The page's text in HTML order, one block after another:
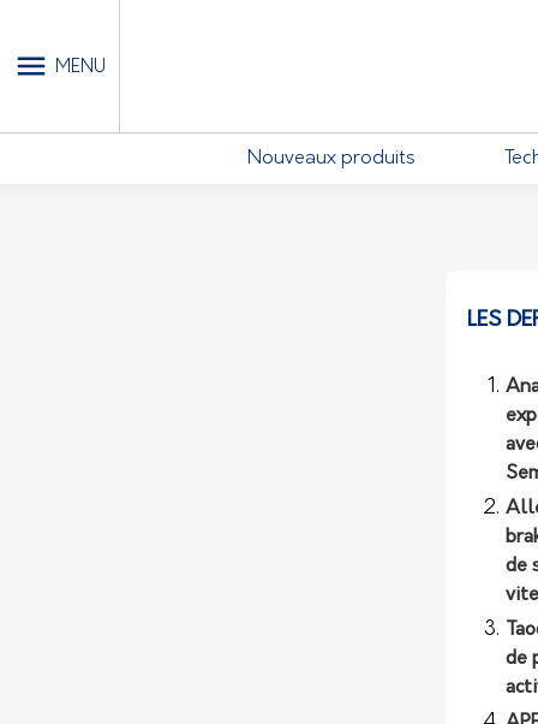
MENU
Nouveaux produits
LES
de
de